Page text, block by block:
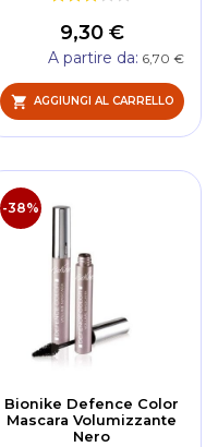
9,30 €
A partire da 6,70 €
AGGIUNGI AL CARRELLO
-38%
Bionike Defence Color
Mascara Volumizzante
Nero